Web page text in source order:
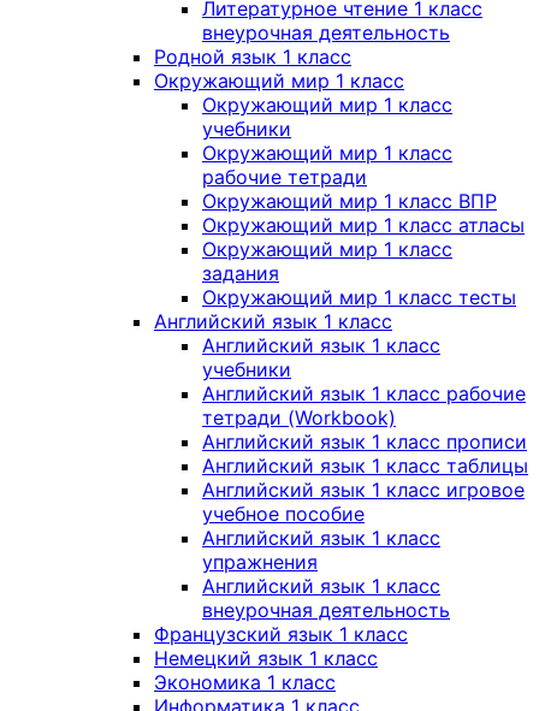
Литературное чтение 1 класс
внеурочная деятельность
Родной язык 1 класс
Окружающий мир 1 класс
Окружающий мир 1 класс
учебники
Окружающий мир 1 класс
рабочие тетради
Окружающий мир 1 класс ВПР
Окружающий мир 1 класс атласы
Окружающий мир 1 класс
задания
Окружающий мир 1 класс тесты
Английский язык 1 класс
Английский язык 1 класс
учебники
Английский язык 1 класс рабочие
тетради (Workbook)
Английский язык 1 класс прописи
Английский язык 1 класс таблицы
Английский язык 1 класс игровое
учебное пособие
Английский язык 1 класс
упражнения
Английский язык 1 класс
внеурочная деятельность
Французский язык 1 класс
Немецкий язык 1 класс
Экономика 1 класс
Информатика 1 класс